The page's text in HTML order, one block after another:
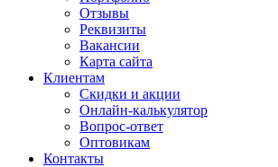
Отзывы
Реквизиты
Вакансии
Карта сайта
Клиентам
Скидки и акции
Онлайн-калькулятор
Вопрос-ответ
Оптовикам
Контакты